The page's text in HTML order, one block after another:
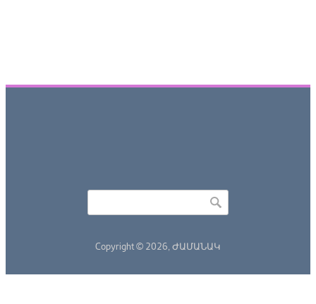
Copyright © 2026, ԺԱՄԱՆԱԿ